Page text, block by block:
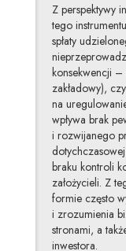
Z perspektywy
tego
spłaty
konsekwencji –
zakładowy),
na
wpływa brak
i rozwijanego
braku kontroli
założycieli. Z
formie często
i zrozumienia
stronami, a
inwestora.